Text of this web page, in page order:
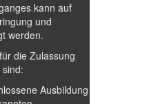
kann auf
und
werden.
die Zulassung
Ausbildung